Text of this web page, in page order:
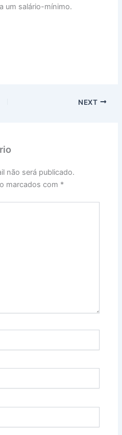
um salário-mínimo.
NEXT
não será publicado.
marcados com *